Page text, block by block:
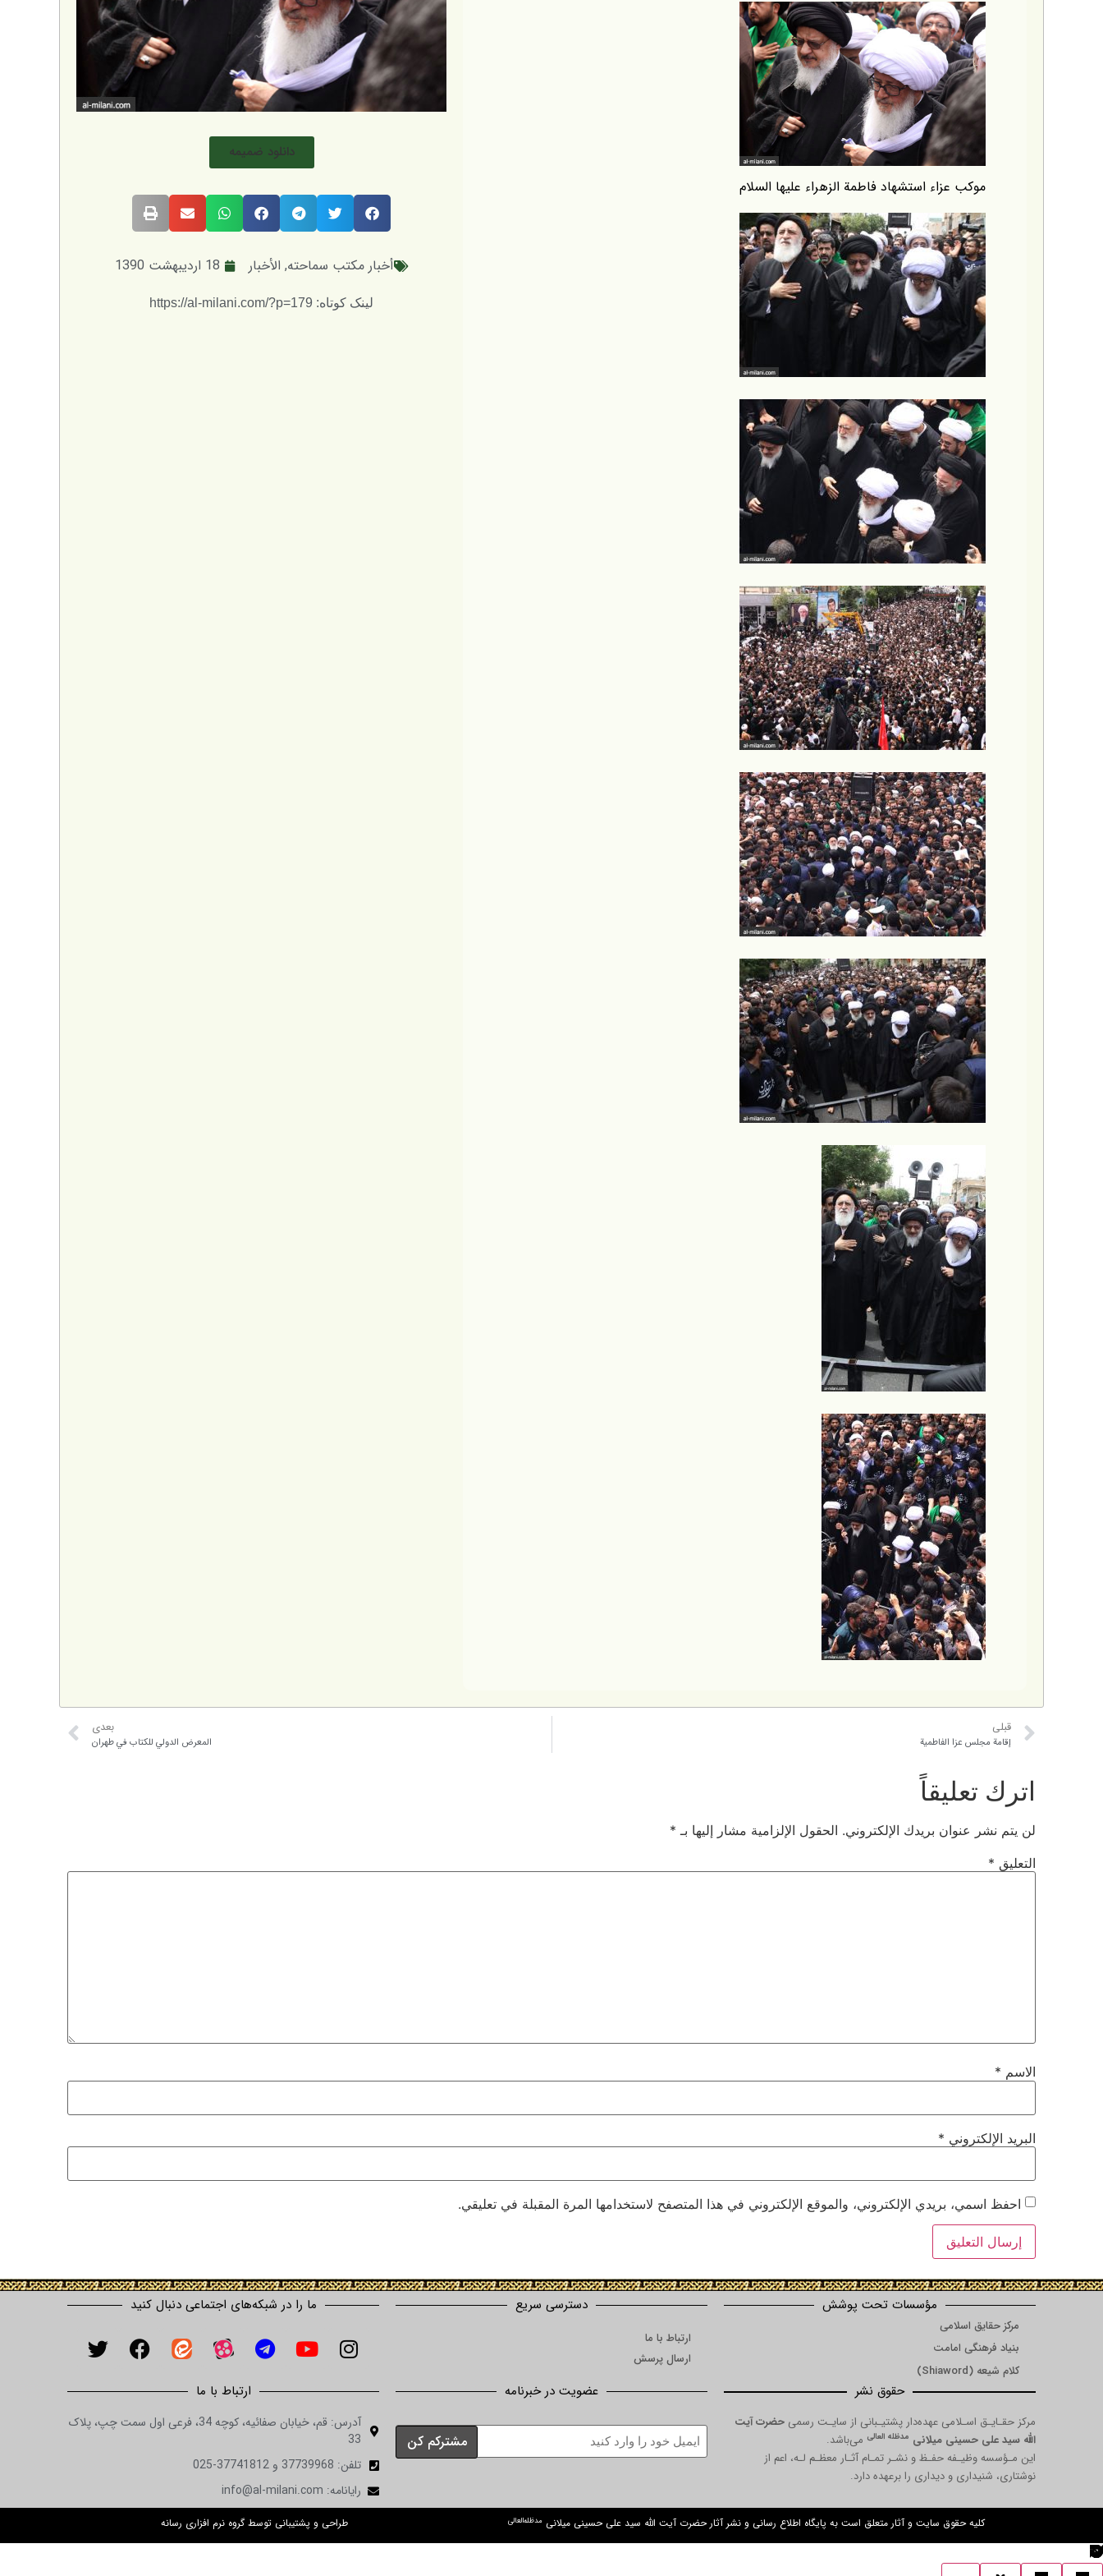
موكب عزاء استشهاد فاطمة الزهراء عليها السلام
دانلود ضمیمه
أخبار مكتب سماحته, الأخبار 18 اردیبهشت 1390
لینک کوتاه: https://al-milani.com/?p=179
قبلی
إقامة مجلس عزا الفاطمية
بعدی
المعرض الدولي للكتاب في طهران
اترك تعليقاً
لن يتم نشر عنوان بريدك الإلكتروني. الحقول الإلزامية مشار إليها بـ *
التعليق *
الاسم *
البريد الإلكتروني *
احفظ اسمي، بريدي الإلكتروني، والموقع الإلكتروني في هذا المتصفح لاستخدامها المرة المقبلة في تعليقي.
مؤسسات تحت پوشش
مرکز حقایق اسلامی
بنیاد فرهنگی امامت
کلام شیعه (Shiaword)
حقوق نشر
مرکز حقـایـق اسـلامی عهده‌دار پشتیـبانی از سایـت رسمی حضرت آیت
الله سید علی حسینی میلانی مدظله العالی می‌باشد.
این مـؤسسه وظیـفه حفـظ و نشـر تمـام آثـار معظـم لـه، اعم از
نوشتاری، شنیداری و دیداری را برعهده دارد.
دسترسی سریع
ارتباط با ما
ارسال پرسش
عضویت در خبرنامه
ما را در شبکه‌های اجتماعی دنبال کنید
ارتباط با ما
آدرس: قم، خیابان صفائیه، کوچه 34، فرعی اول سمت چپ، پلاک
33
تلفن: 37739968 و 37741812-025
رایانامه: info@al-milani.com
کلیه حقوق سایت و آثار متعلق است به پایگاه اطلاع رسانی و نشر آثار حضرت آیت الله سید علی حسینی میلانی مدظله‌العالی طراحی و پشتیبانی توسط گروه نرم افزاری رسانه